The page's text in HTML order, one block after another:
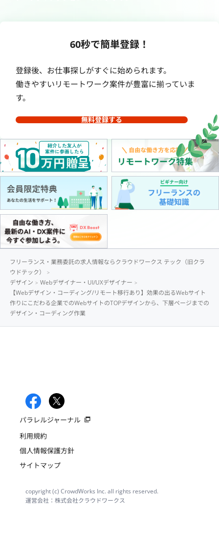
60秒で簡単登録！
登録後、お仕事探しがすぐに始められます。
働きやすいリモートワーク案件が豊富に揃っていま
す。
無料登録する
フリーランス・業務委託の求人情報ならクラウドワークス テック（旧クラ
ウドテック）
デザイン
Webデザイナー・UI/UXデザイナー
【Webデザイン・コーディング/リモート移行あり】効果の出るWebサイト
作りにこだわる企業でのWebサイトのTOPデザインから、下層ページまでの
デザイン・コーディング作業
パラレルジャーナル
利用規約
個人情報保護方針
サイトマップ
copyright (c) CrowdWorks Inc. all rights reserved.
運営会社：株式会社クラウドワークス